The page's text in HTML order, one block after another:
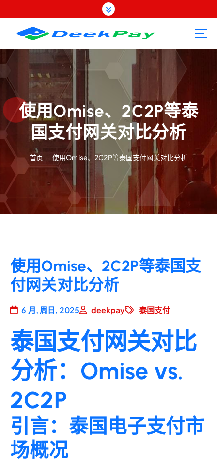
转
容
使用Omise、2C2P等泰
国支付网关对比分析
首页 使用Omise、2C2P等泰国支付网关对比分析
使用Omise、2C2P等泰国支
付网关对比分析
6 月, 周日, 2025 deekpay 泰国支付
泰国支付网关对比
分析：Omise vs.
2C2P
引言：泰国电子支付市
场概况